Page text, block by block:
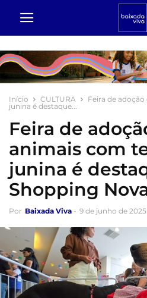
Início CULTURA
Feira de
junina é destaque...
Feira de
animais com
junina é
Shopping
Por Baixada Viva - 9 de junho de 2025